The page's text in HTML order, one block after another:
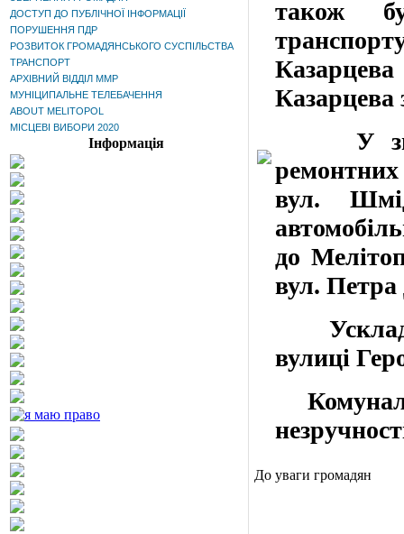
ДОСТУП ДО ПУБЛІЧНОЇ ІНФОРМАЦІЇ
ПОРУШЕННЯ ПДР
РОЗВИТОК ГРОМАДЯНСЬКОГО СУСПІЛЬСТВА
ТРАНСПОРТ
АРХІВНИЙ ВІДДІЛ ММР
МУНІЦИПАЛЬНЕ ТЕЛЕБАЧЕННЯ
ABOUT MELITOPOL
МІСЦЕВІ ВИБОРИ 2020
Інформація
також
Казарцева
У
вул.
до
вул.
вулиці
До уваги громадян